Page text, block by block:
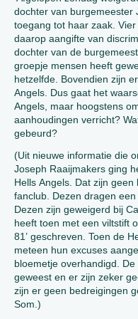
dochter van burgemeester
toegang tot haar zaak.
daarop aangifte van
dochter van de
groepje mensen heeft
hetzelfde. Bovendien zijn
Angels. Dus gaat het
Angels, maar hoogstens
aanhoudingen verricht?
gebeurd?
(Uit nieuwe informatie die
Joseph Raaijmakers ging
Hells Angels. Dat zijn
fanclub. Dezen dragen een
Dezen zijn geweigerd bij
heeft toen met een viltstift
81’ geschreven. Toen de
meteen hun excuses
bloemetje overhandigd.
geweest en er zijn zeker
zijn er geen bedreigingen
Som.)